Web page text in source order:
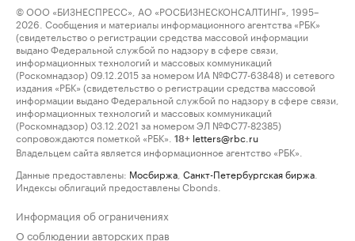
© ООО «БИЗНЕСПРЕСС», АО «РОСБИЗНЕСКОНСАЛТИНГ», 1995–
2026. Сообщения и материалы информационного агентства «РБК»
(свидетельство о регистрации средства массовой информации
выдано Федеральной службой по надзору в сфере связи,
информационных технологий и массовых коммуникаций
(Роскомнадзор) 09.12.2015 за номером ИА №ФС77-63848) и сетевого
издания «РБК» (свидетельство о регистрации средства массовой
информации выдано Федеральной службой по надзору в сфере связи,
информационных технологий и массовых коммуникаций
(Роскомнадзор) 03.12.2021 за номером ЭЛ №ФС77-82385)
сопровождаются пометкой «РБК».
18+ letters@rbc.ru
Владельцем сайта является информационное агентство «РБК».
Данные предоставлены: Мосбиржа Санкт-Петербургская биржа
Индексы облигаций предоставлены Cbonds.
Информация об ограничениях
О соблюдении авторских прав